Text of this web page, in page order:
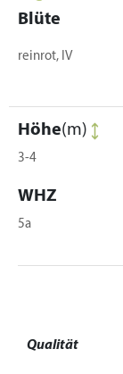
Blüte
reinrot, IV
Höhe(m)
3-4
WHZ
5a
Qualität